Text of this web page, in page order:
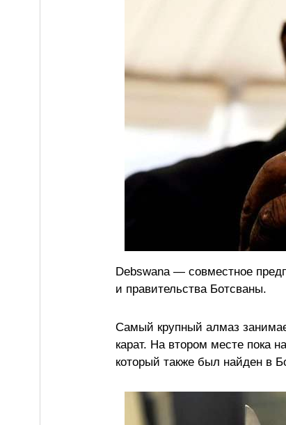
Debswana — совместное
и правительства Ботсваны.
Самый крупный алмаз
карат. На втором месте пока
который также был найден в